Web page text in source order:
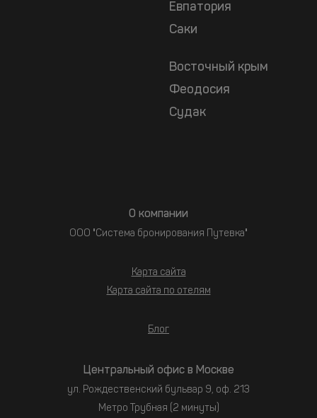
Евпатория
Саки
Восточный крым
Феодосия
Судак
О компании
ООО "Система бронирования Путевка"
Карта сайта
Карта сайта по отелям
Блог
Центральный офис в Москве
ул. Рождественский бульвар 9, оф. 213
Метро Трубная (2 минуты)